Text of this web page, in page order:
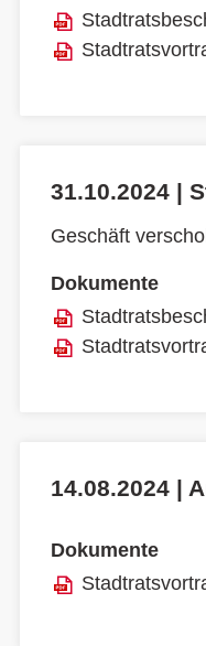
31.10.2024 |
Geschäft
Dokumente
14.08.2024 |
Dokumente